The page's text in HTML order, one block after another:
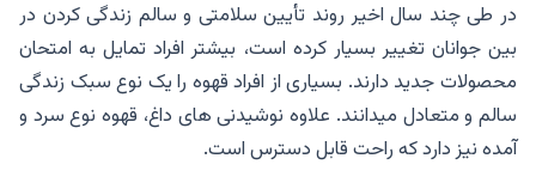
در طی چند سال اخیر روند تأیین سلامتی و سالم زندگی کردن در
بین جوانان تغییر بسیار کرده است، بیشتر افراد تمایل به امتحان
محصولات جدید دارند. بسیاری از افراد قهوه را یک نوع سبک زندگی
سالم و متعادل میدانند. علاوه نوشیدنی های داغ، قهوه نوع سرد و
آمده نیز دارد که راحت قابل دسترس است.